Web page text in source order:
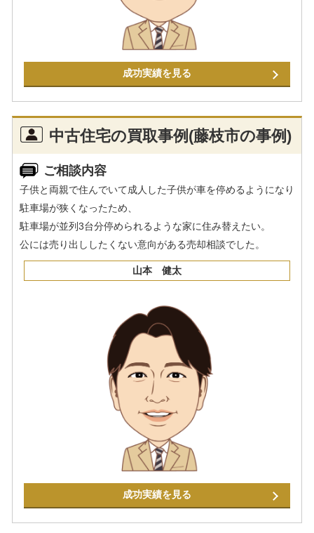
成功実績を見る
中古住宅の買取事例(藤枝市の事例)
ご相談内容
子供と両親で住んでいて成人した子供が車を停めるようになり
駐車場が狭くなったため、
駐車場が並列3台分停められるような家に住み替えたい。
公には売り出ししたくない意向がある売却相談でした。
山本 健太
成功実績を見る